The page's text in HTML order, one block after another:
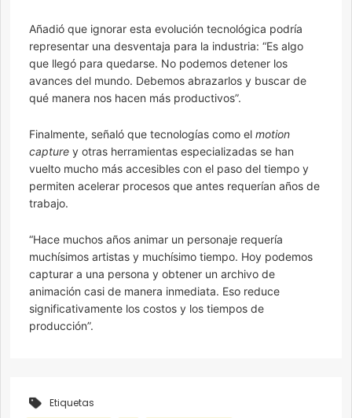
Añadió que ignorar esta evolución tecnológica podría
representar una desventaja para la industria: “Es algo
que llegó para quedarse. No podemos detener los
avances del mundo. Debemos abrazarlos y buscar de
qué manera nos hacen más productivos”.
Finalmente, señaló que tecnologías como el motion
capture y otras herramientas especializadas se han
vuelto mucho más accesibles con el paso del tiempo y
permiten acelerar procesos que antes requerían años de
trabajo.
“Hace muchos años animar un personaje requería
muchísimos artistas y muchísimo tiempo. Hoy podemos
capturar a una persona y obtener un archivo de
animación casi de manera inmediata. Eso reduce
significativamente los costos y los tiempos de
producción”.
Etiquetas